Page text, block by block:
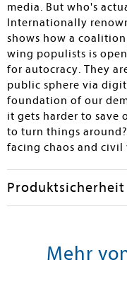
media. But who's
Internationally
shows how a
wing populists is
for autocracy. They
public sphere via
foundation of our
it gets harder to save
to turn things
facing chaos and civil
Produktsicherheit
Mehr